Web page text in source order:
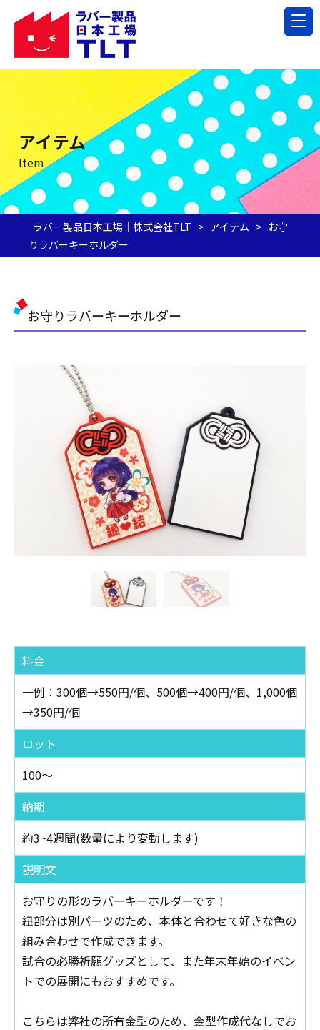
アイテム
Item
ラバー製品日本工場｜株式会社TLT > アイテム > お守
りラバーキーホルダー
お守りラバーキーホルダー
料金
一例：300個→550円/個、500個→400円/個、1,000個
→350円/個
ロット
100～
納期
約3~4週間(数量により変動します)
説明文
お守りの形のラバーキーホルダーです！
紐部分は別パーツのため、本体と合わせて好きな色の
組み合わせで作成できます。
試合の必勝祈願グッズとして、また年末年始のイベン
トでの展開にもおすすめです。
こちらは弊社の所有金型のため、金型作成代なしでお